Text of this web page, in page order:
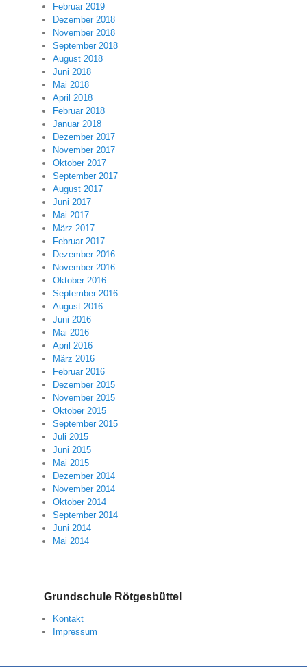
Februar 2019
Dezember 2018
November 2018
September 2018
August 2018
Juni 2018
Mai 2018
April 2018
Februar 2018
Januar 2018
Dezember 2017
November 2017
Oktober 2017
September 2017
August 2017
Juni 2017
Mai 2017
März 2017
Februar 2017
Dezember 2016
November 2016
Oktober 2016
September 2016
August 2016
Juni 2016
Mai 2016
April 2016
März 2016
Februar 2016
Dezember 2015
November 2015
Oktober 2015
September 2015
Juli 2015
Juni 2015
Mai 2015
Dezember 2014
November 2014
Oktober 2014
September 2014
Juni 2014
Mai 2014
Grundschule Rötgesbüttel
Kontakt
Impressum